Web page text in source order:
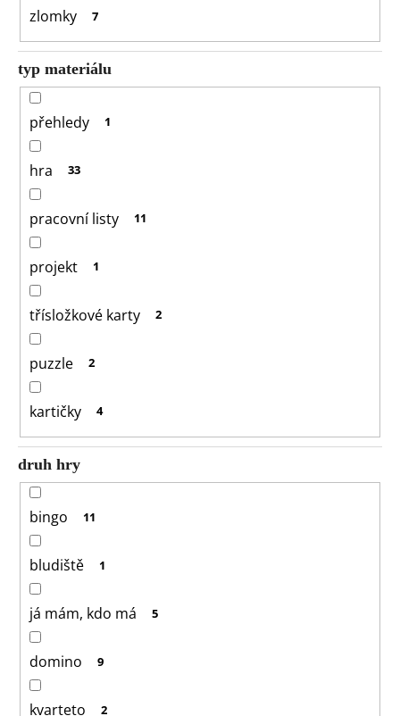
zlomky 7
typ materiálu
přehledy 1
hra 33
pracovní listy 11
projekt 1
třísložkové karty 2
puzzle 2
kartičky 4
druh hry
bingo 11
bludiště 1
já mám, kdo má 5
domino 9
kvarteto 2